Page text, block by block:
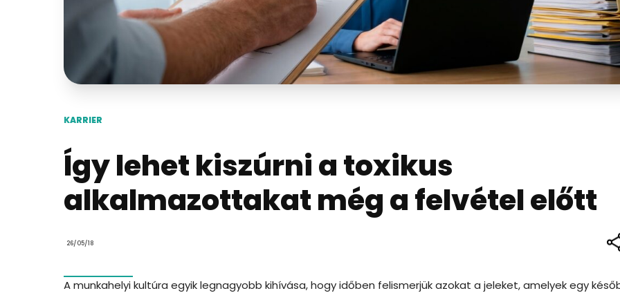
KARRIER
Így lehet kiszúrni a toxikus
alkalmazottakat még a felvétel előtt
26/05/18
A munkahelyi kultúra egyik legnagyobb kihívása, hogy időben felismerjük azokat a jeleket, amelyek egy